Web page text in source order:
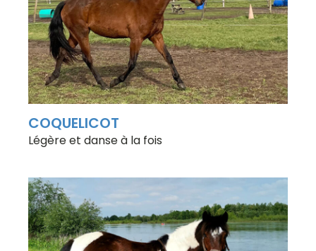
COQUELICOT
Légère et danse à la fois